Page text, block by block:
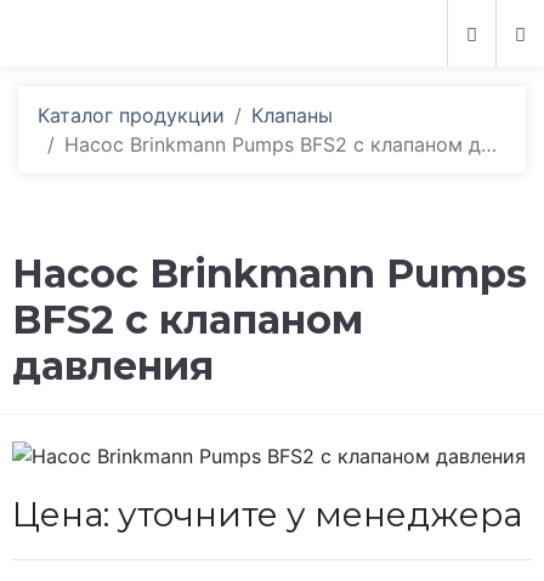
Каталог продукции
Клапаны
Насос Brinkmann Pumps BFS2 с клапаном давления
Насос Brinkmann Pumps
BFS2 с клапаном
давления
Цена: уточните у менеджера